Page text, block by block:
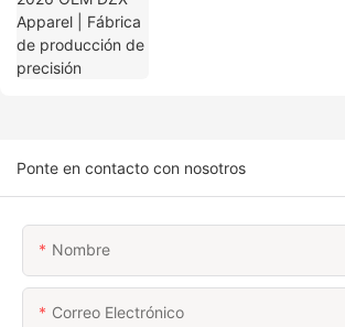
Ponte en contacto con nosotros
Nombre
Correo Electrónico